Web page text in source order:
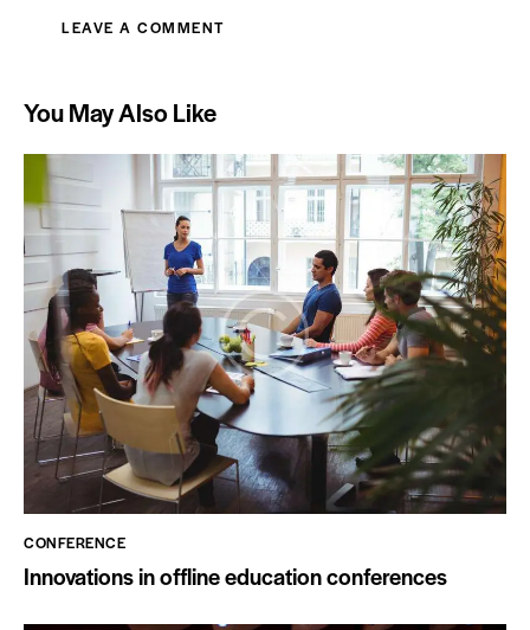
You May Also Like
CONFERENCE
Innovations in offline education conferences